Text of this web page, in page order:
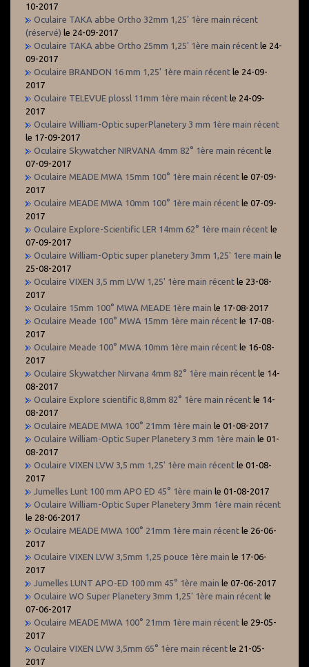
10-2017
Oculaire TAKA abbe Ortho 32mm 1,25' 1ère main récent
(réservé) le 24-09-2017
Oculaire TAKA abbe Ortho 25mm 1,25' 1ère main récent le 24-
09-2017
Oculaire BRANDON 16 mm 1,25' 1ère main récent le 24-09-
2017
Oculaire TELEVUE plossl 11mm 1ère main récent le 24-09-
2017
Oculaire William-Optic superPlanetery 3 mm 1ère main récent
le 17-09-2017
Oculaire Skywatcher NIRVANA 4mm 82° 1ère main récent le
07-09-2017
Oculaire MEADE MWA 15mm 100° 1ère main récent le 07-09-
2017
Oculaire MEADE MWA 10mm 100° 1ère main récent le 07-09-
2017
Oculaire Explore-Scientific LER 14mm 62° 1ère main récent le
07-09-2017
Oculaire William-Optic super planetery 3mm 1,25' 1ere main le
25-08-2017
Oculaire VIXEN 3,5 mm LVW 1,25' 1ère main récent le 23-08-
2017
Oculaire 15mm 100° MWA MEADE 1ère main le 17-08-2017
Oculaire Meade 100° MWA 15mm 1ère main récent le 17-08-
2017
Oculaire Meade 100° MWA 10mm 1ère main récent le 16-08-
2017
Oculaire Skywatcher Nirvana 4mm 82° 1ère main récent le 14-
08-2017
Oculaire Explore scientific 8,8mm 82° 1ère main récent le 14-
08-2017
Oculaire MEADE MWA 100° 21mm 1ère main le 01-08-2017
Oculaire William-Optic Super Planetery 3 mm 1ère main le 01-
08-2017
Oculaire VIXEN LVW 3,5 mm 1,25' 1ère main récent le 01-08-
2017
Jumelles Lunt 100 mm APO ED 45° 1ère main le 01-08-2017
Oculaire William-Optic Super Planetery 3mm 1ère main récent
le 28-06-2017
Oculaire MEADE MWA 100° 21mm 1ère main récent le 26-06-
2017
Oculaire VIXEN LVW 3,5mm 1,25 pouce 1ère main le 17-06-
2017
Jumelles LUNT APO-ED 100 mm 45° 1ère main le 07-06-2017
Oculaire WO Super Planetery 3mm 1,25' 1ère main récent le
07-06-2017
Oculaire MEADE MWA 100° 21mm 1ère main récent le 29-05-
2017
Oculaire VIXEN LVW 3,5mm 65° 1ère main récent le 21-05-
2017